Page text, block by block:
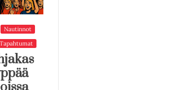
Nautinnot
Tapahtumat